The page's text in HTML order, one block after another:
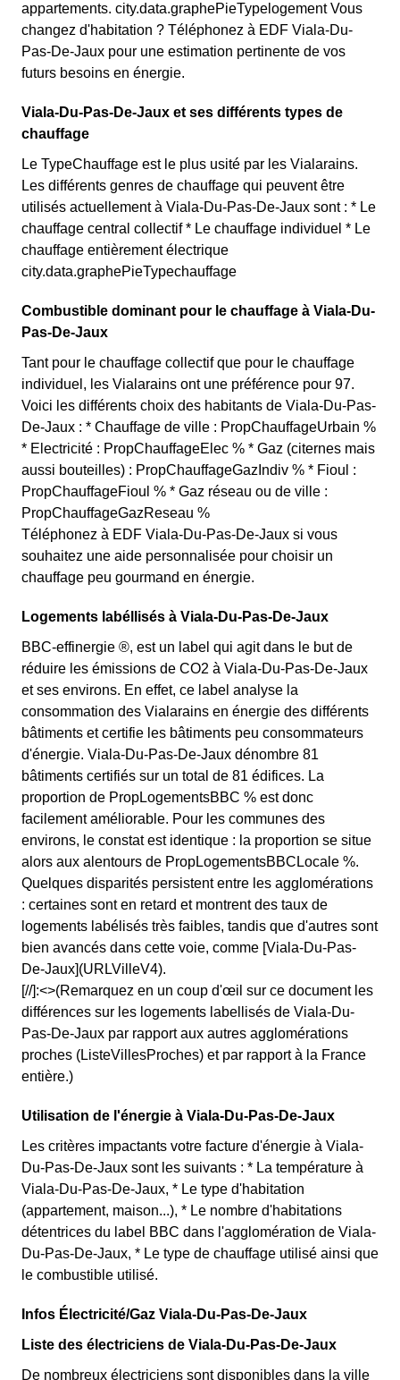
appartements. city.data.graphePieTypelogement Vous
changez d'habitation ? Téléphonez à EDF Viala-Du-
Pas-De-Jaux pour une estimation pertinente de vos
futurs besoins en énergie.
Viala-Du-Pas-De-Jaux et ses différents types de
chauffage
Le TypeChauffage est le plus usité par les Vialarains.
Les différents genres de chauffage qui peuvent être
utilisés actuellement à Viala-Du-Pas-De-Jaux sont : * Le
chauffage central collectif * Le chauffage individuel * Le
chauffage entièrement électrique
city.data.graphePieTypechauffage
Combustible dominant pour le chauffage à Viala-Du-
Pas-De-Jaux
Tant pour le chauffage collectif que pour le chauffage
individuel, les Vialarains ont une préférence pour 97.
Voici les différents choix des habitants de Viala-Du-Pas-
De-Jaux : * Chauffage de ville : PropChauffageUrbain %
* Electricité : PropChauffageElec % * Gaz (citernes mais
aussi bouteilles) : PropChauffageGazIndiv % * Fioul :
PropChauffageFioul % * Gaz réseau ou de ville :
PropChauffageGazReseau %
Téléphonez à EDF Viala-Du-Pas-De-Jaux si vous
souhaitez une aide personnalisée pour choisir un
chauffage peu gourmand en énergie.
Logements labéllisés à Viala-Du-Pas-De-Jaux
BBC-effinergie ®, est un label qui agit dans le but de
réduire les émissions de CO2 à Viala-Du-Pas-De-Jaux
et ses environs. En effet, ce label analyse la
consommation des Vialarains en énergie des différents
bâtiments et certifie les bâtiments peu consommateurs
d'énergie. Viala-Du-Pas-De-Jaux dénombre 81
bâtiments certifiés sur un total de 81 édifices. La
proportion de PropLogementsBBC % est donc
facilement améliorable. Pour les communes des
environs, le constat est identique : la proportion se situe
alors aux alentours de PropLogementsBBCLocale %.
Quelques disparités persistent entre les agglomérations
: certaines sont en retard et montrent des taux de
logements labélisés très faibles, tandis que d'autres sont
bien avancés dans cette voie, comme [Viala-Du-Pas-
De-Jaux](URLVilleV4).
[//]:<>(Remarquez en un coup d'œil sur ce document les
différences sur les logements labellisés de Viala-Du-
Pas-De-Jaux par rapport aux autres agglomérations
proches (ListeVillesProches) et par rapport à la France
entière.)
Utilisation de l'énergie à Viala-Du-Pas-De-Jaux
Les critères impactants votre facture d'énergie à Viala-
Du-Pas-De-Jaux sont les suivants : * La température à
Viala-Du-Pas-De-Jaux, * Le type d'habitation
(appartement, maison...), * Le nombre d'habitations
détentrices du label BBC dans l'agglomération de Viala-
Du-Pas-De-Jaux, * Le type de chauffage utilisé ainsi que
le combustible utilisé.
Infos Électricité/Gaz Viala-Du-Pas-De-Jaux
Liste des électriciens de Viala-Du-Pas-De-Jaux
De nombreux électriciens sont disponibles dans la ville